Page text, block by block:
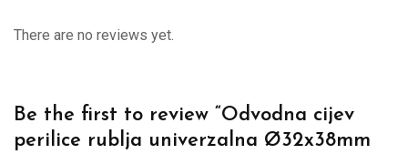
There are no reviews yet.
Be the first to review “Odvodna cijev
perilice rublja univerzalna Ø32x38mm